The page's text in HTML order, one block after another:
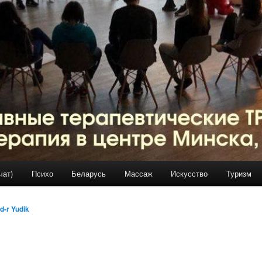
Психо Беларусь Массаж Искусство Туризм
d-r Yudik